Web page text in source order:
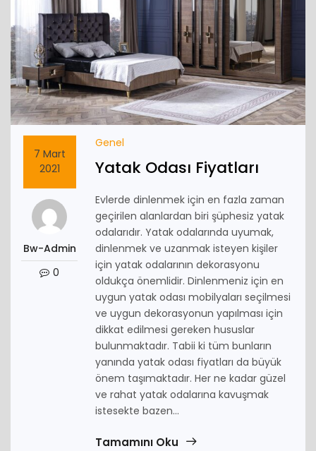
7 Mart
2021
Bw-Admin
0
Genel
Yatak Odası Fiyatları
Evlerde dinlenmek için en fazla zaman
geçirilen alanlardan biri şüphesiz yatak
odalarıdır. Yatak odalarında uyumak,
dinlenmek ve uzanmak isteyen kişiler
için yatak odalarının dekorasyonu
oldukça önemlidir. Dinlenmeniz için en
uygun yatak odası mobilyaları seçilmesi
ve uygun dekorasyonun yapılması için
dikkat edilmesi gereken hususlar
bulunmaktadır. Tabii ki tüm bunların
yanında yatak odası fiyatları da büyük
önem taşımaktadır. Her ne kadar güzel
ve rahat yatak odalarına kavuşmak
istesekte bazen...
Tamamını Oku